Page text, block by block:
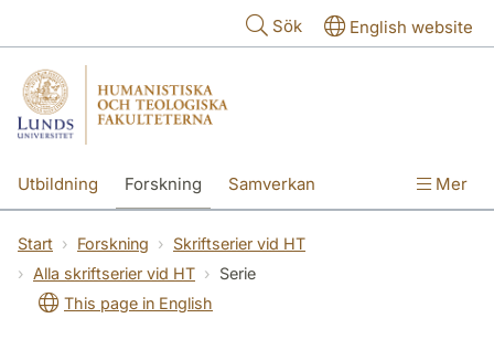
Sök English website
Utbildning Forskning Samverkan Mer
Start Forskning
Skriftserier vid HT
Alla skriftserier vid HT
Serie
This page in English